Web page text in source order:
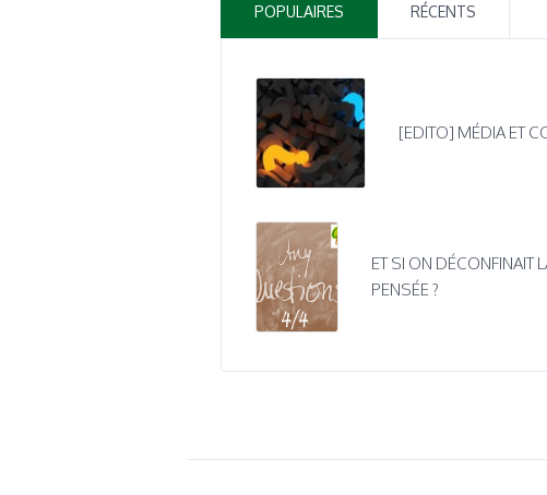
POPULAIRES RÉCENTS
[EDITO] MÉDIA ET
ET SI ON DÉCONFINAIT
PENSÉE ?